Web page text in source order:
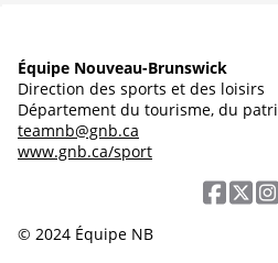
Équipe Nouveau-Brunswick
Direction des sports et des loisirs
Département du tourisme, du
teamnb@gnb.ca
www.gnb.ca/sport
© 2024 Équipe NB